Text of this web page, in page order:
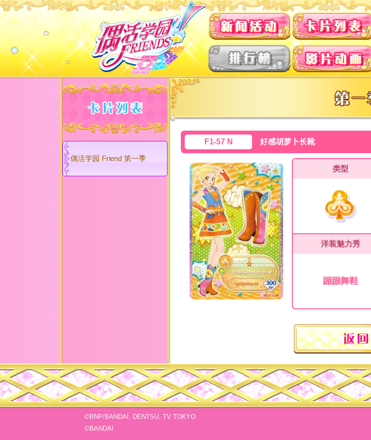
F1-57 N 好感胡萝卜长靴
类型
洋装魅力秀
蹦蹦舞鞋
偶活学园 Friend 第一季
©BNP/BANDAI, DENTSU, TV TOKYO
©BANDAI